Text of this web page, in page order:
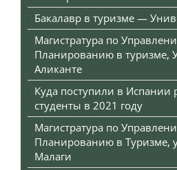
Бакалавр в туризме —
Магистратура по
Планированию в туризме,
Аликанте
Куда поступили в Испании
студенты в 2021 году
Магистратура по
Планированию в Туризме,
Малаги